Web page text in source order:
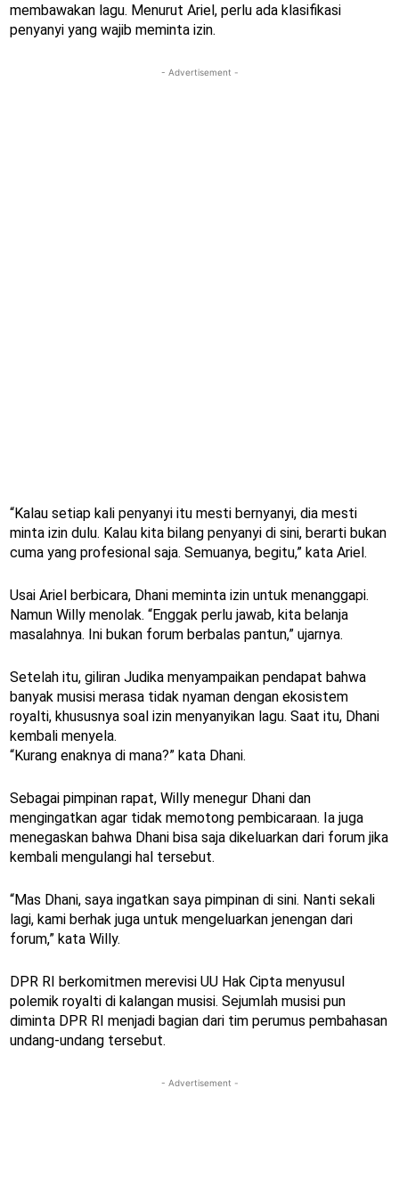
membawakan lagu. Menurut Ariel, perlu ada klasifikasi
penyanyi yang wajib meminta izin.
- Advertisement -
“Kalau setiap kali penyanyi itu mesti bernyanyi, dia mesti
minta izin dulu. Kalau kita bilang penyanyi di sini, berarti bukan
cuma yang profesional saja. Semuanya, begitu,” kata Ariel.
Usai Ariel berbicara, Dhani meminta izin untuk menanggapi.
Namun Willy menolak. “Enggak perlu jawab, kita belanja
masalahnya. Ini bukan forum berbalas pantun,” ujarnya.
Setelah itu, giliran Judika menyampaikan pendapat bahwa
banyak musisi merasa tidak nyaman dengan ekosistem
royalti, khususnya soal izin menyanyikan lagu. Saat itu, Dhani
kembali menyela.
“Kurang enaknya di mana?” kata Dhani.
Sebagai pimpinan rapat, Willy menegur Dhani dan
mengingatkan agar tidak memotong pembicaraan. Ia juga
menegaskan bahwa Dhani bisa saja dikeluarkan dari forum jika
kembali mengulangi hal tersebut.
“Mas Dhani, saya ingatkan saya pimpinan di sini. Nanti sekali
lagi, kami berhak juga untuk mengeluarkan jenengan dari
forum,” kata Willy.
DPR RI berkomitmen merevisi UU Hak Cipta menyusul
polemik royalti di kalangan musisi. Sejumlah musisi pun
diminta DPR RI menjadi bagian dari tim perumus pembahasan
undang-undang tersebut.
- Advertisement -